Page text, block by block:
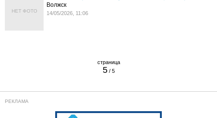
НЕТ ФОТО
Волжск
14/05/2026, 11:06
5/ 5